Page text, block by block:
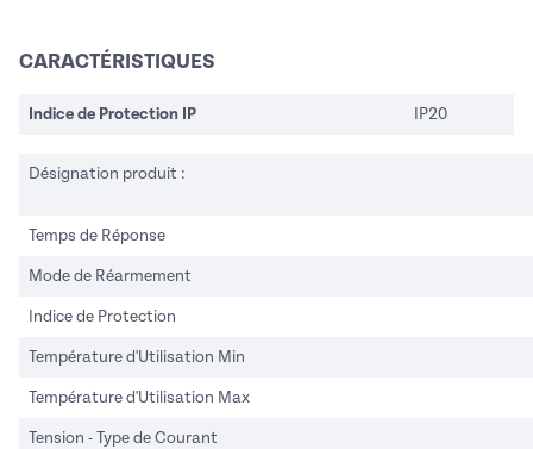
CARACTÉRISTIQUES
Indice de Protection IP IP20
Désignation produit :
Temps de Réponse
Mode de Réarmement
Indice de Protection
Température d'Utilisation Min
Température d'Utilisation Max
Tension - Type de Courant